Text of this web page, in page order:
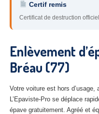
51 – Marne
– Eure-et-Loir
27– Eure
– Aube
02– Aisne
Certif remis
Certificat de destruction officiel
Enlèvement
Bréau (77)
Votre voiture est hors d’usage,
L’Epaviste-Pro se déplace
épave gratuitement. Agréé et